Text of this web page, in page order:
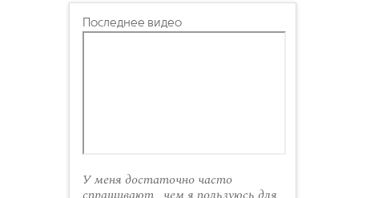
Последнее видео
У меня достаточно часто